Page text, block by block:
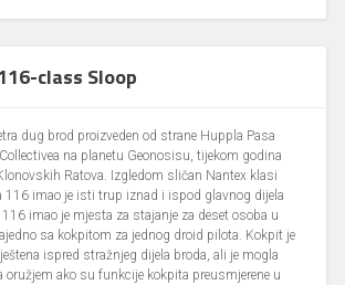
class Sloop
dug brod proizveden od strane Huppla Pasa
na planetu Geonosisu, tijekom godina
Ratova. Izgledom sličan Nantex klasi
116 imao je isti trup iznad i ispod glavnog dijela
imao je mjesta za stajanje za deset osoba u
sa kokpitom za jednog droid pilota. Kokpit je
ispred stražnjeg dijela broda, ali je mogla
oružjem ako su funkcije kokpita preusmjerene u